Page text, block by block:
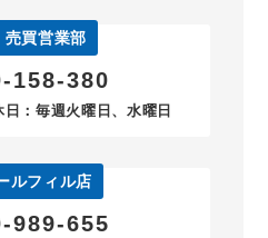
売買営業部
158-380
：毎週火曜日、水曜日
ルフィル店
989-655